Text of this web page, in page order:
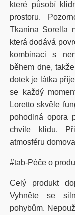
které působí
prostoru.
Tkanina Sorella
která dodává
kombinaci s
během dne,
dotek je látka
se každý
Loretto skvěle
pohodlná opora
chvíle klidu.
atmosféru
#tab-Péče o
Celý produkt
Vyhněte se
pohybům.